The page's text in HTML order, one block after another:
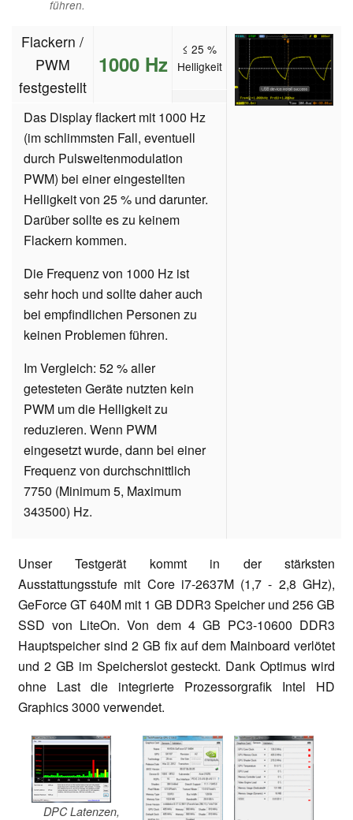
führen.
Flackern /
PWM
festgestellt
1000 Hz
≤ 25 %
Helligkeit
Das Display flackert mit 1000 Hz
(im schlimmsten Fall, eventuell
durch Pulsweitenmodulation
PWM) bei einer eingestellten
Helligkeit von 25 % und darunter.
Darüber sollte es zu keinem
Flackern kommen.
Die Frequenz von 1000 Hz ist
sehr hoch und sollte daher auch
bei empfindlichen Personen zu
keinen Problemen führen.
Im Vergleich: 52 % aller
getesteten Geräte nutzten kein
PWM um die Helligkeit zu
reduzieren. Wenn PWM
eingesetzt wurde, dann bei einer
Frequenz von durchschnittlich
7750 (Minimum 5, Maximum
343500) Hz.
Unser Testgerät kommt in der stärksten
Ausstattungsstufe mit Core i7-2637M (1,7 - 2,8 GHz),
GeForce GT 640M mit 1 GB DDR3 Speicher und 256 GB
SSD von LiteOn. Von dem 4 GB PC3-10600 DDR3
Hauptspeicher sind 2 GB fix auf dem Mainboard verlötet
und 2 GB im Speicherslot gesteckt. Dank Optimus wird
ohne Last die integrierte Prozessorgrafik Intel HD
Graphics 3000 verwendet.
DPC Latenzen,